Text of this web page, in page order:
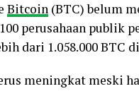
Bitcoin (BTC) belum
perusahaan publik
dari 1.058.000 BTC
meningkat meski